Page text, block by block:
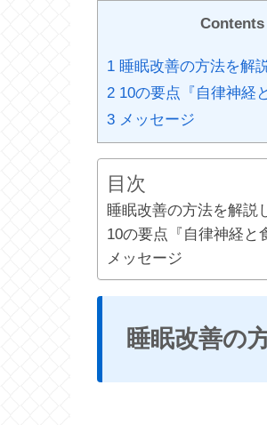
Contents
1 睡眠改善の方法を解
2 10の要点『自律神経
3 メッセージ
目次
睡眠改善の方法を解説
10の要点『自律神経と
メッセージ
睡眠改善の